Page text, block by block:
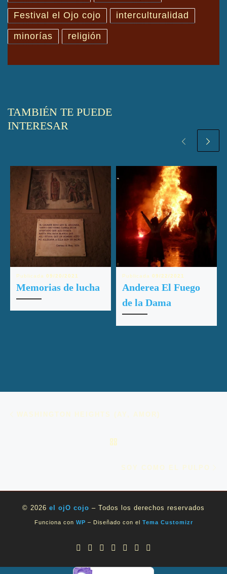
Festival el Ojo cojo interculturalidad
minorías religión
TAMBIÉN TE PUEDE
INTERESAR
Publicada 09/20/2021
Memorias de lucha
Publicada 09/22/2021
Anderea El Fuego
de la Dama
WASHINGTON HEIGHTS (AY, AMOR)
SOY COMO EL PULPO
© 2026 el ojO cojo – Todos los derechos reservados
Funciona con WP – Diseñado con el Tema Customizr